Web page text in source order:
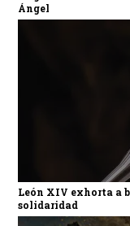
Ángel
León XIV exhorta a
solidaridad